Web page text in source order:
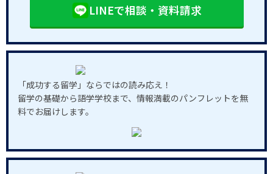
LINEで相談・資料請求
「成功する留学」ならではの読み応え！
留学の基礎から語学学校まで、情報満載のパンフレットを無
料でお届けします。